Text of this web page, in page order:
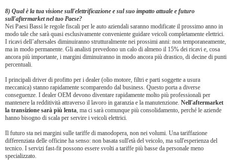
8) Qual è la tua visione sull'elettrificazione e sul suo impatto attuale e futuro
sull'aftermarket nel tuo Paese?
Nei Paesi Bassi le regole fiscali per le auto aziendali saranno modificate il prossimo anno in
modo tale che sarà quasi esclusivamente conveniente guidare veicoli completamente elettrici.
I ricavi dell’aftersales diminuiranno strutturalmente nei prossimi anni: non temporaneamente,
ma in modo permanente. Gli analisti prevedono un calo di almeno il 15% dei ricavi e, cosa
ancora più importante, i margini diminuiranno in modo ancora più drastico, di decine di punti
percentuali.
I principali driver di profitto per i dealer (olio motore, filtri e parti soggette a usura
meccanica) stanno rapidamente scomparendo dal business. Questo porta a diverse
conseguenze. I dealer OEM devono diventare rapidamente molto più professionali per
mantenere la redditività attraverso il lavoro in garanzia e la manutenzione. Nell'aftermarket
la transizione sarà più lenta, ma ci sarà comunque più consolidamento, perché le aziende
hanno bisogno di scala per servire i veicoli elettrici.
Il futuro sta nei margini sulle tariffe di manodopera, non nei volumi. Una tariffazione
differenziata delle officine ha senso: non basata sull'età del veicolo, ma sull'esperienza del
tecnico. I servizi fast-fit possono essere svolti a tariffe più basse da personale meno
specializzato.